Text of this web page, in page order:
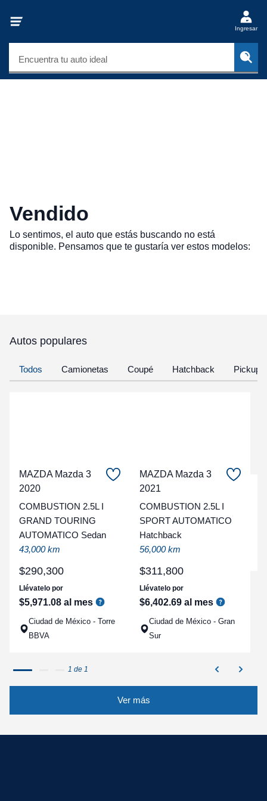
Ingresar
Encuentra tu auto ideal
Vendido
Lo sentimos, el auto que estás buscando no está
disponible. Pensamos que te gustaría ver estos modelos:
Autos populares
Todos Camionetas Coupé Hatchback Pickup
MAZDA Mazda 3
2020
COMBUSTION 2.5L I
GRAND TOURING
AUTOMATICO Sedan
43,000 km
$290,300
Llévatelo por
$5,971.08 al mes
Ciudad de México - Torre
BBVA
MAZDA Mazda 3
2021
COMBUSTION 2.5L I
SPORT AUTOMATICO
Hatchback
56,000 km
$311,800
Llévatelo por
$6,402.69 al mes
Ciudad de México - Gran
Sur
1 de 1
Ver más